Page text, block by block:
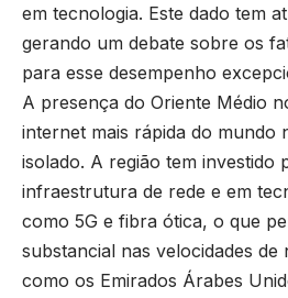
em tecnologia. Este dado tem
gerando um debate sobre os
para esse desempenho
A presença do Oriente Médio
internet mais rápida do mundo
isolado. A região tem investido
infraestrutura de rede e em
como 5G e fibra ótica, o que
substancial nas velocidades de
como os Emirados Árabes